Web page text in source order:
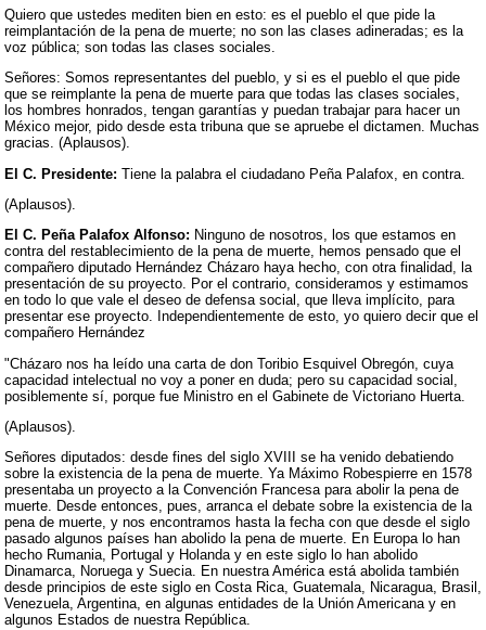
Quiero que ustedes mediten bien en esto: es el pueblo el que pide la
reimplantación de la pena de muerte; no son las clases adineradas; es la
voz pública; son todas las clases sociales.
Señores: Somos representantes del pueblo, y si es el pueblo el que pide
que se reimplante la pena de muerte para que todas las clases sociales,
los hombres honrados, tengan garantías y puedan trabajar para hacer un
México mejor, pido desde esta tribuna que se apruebe el dictamen. Muchas
gracias. (Aplausos).
El C. Presidente: Tiene la palabra el ciudadano Peña Palafox, en contra.
(Aplausos).
El C. Peña Palafox Alfonso: Ninguno de nosotros, los que estamos en
contra del restablecimiento de la pena de muerte, hemos pensado que el
compañero diputado Hernández Cházaro haya hecho, con otra finalidad, la
presentación de su proyecto. Por el contrario, consideramos y estimamos
en todo lo que vale el deseo de defensa social, que lleva implícito, para
presentar ese proyecto. Independientemente de esto, yo quiero decir que el
compañero Hernández
"Cházaro nos ha leído una carta de don Toribio Esquivel Obregón, cuya
capacidad intelectual no voy a poner en duda; pero su capacidad social,
posiblemente sí, porque fue Ministro en el Gabinete de Victoriano Huerta.
(Aplausos).
Señores diputados: desde fines del siglo XVIII se ha venido debatiendo
sobre la existencia de la pena de muerte. Ya Máximo Robespierre en 1578
presentaba un proyecto a la Convención Francesa para abolir la pena de
muerte. Desde entonces, pues, arranca el debate sobre la existencia de la
pena de muerte, y nos encontramos hasta la fecha con que desde el siglo
pasado algunos países han abolido la pena de muerte. En Europa lo han
hecho Rumania, Portugal y Holanda y en este siglo lo han abolido
Dinamarca, Noruega y Suecia. En nuestra América está abolida también
desde principios de este siglo en Costa Rica, Guatemala, Nicaragua, Brasil,
Venezuela, Argentina, en algunas entidades de la Unión Americana y en
algunos Estados de nuestra República.